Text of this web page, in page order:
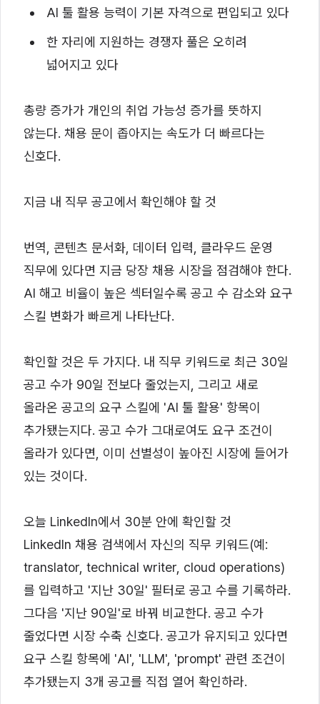
AI 툴 활용 능력이 기본 자격으로 편입되고 있다
한 자리에 지원하는 경쟁자 풀은 오히려
넓어지고 있다
총량 증가가 개인의 취업 가능성 증가를 뜻하지
않는다. 채용 문이 좁아지는 속도가 더 빠르다는
신호다.
지금 내 직무 공고에서 확인해야 할 것
번역, 콘텐츠 문서화, 데이터 입력, 클라우드 운영
직무에 있다면 지금 당장 채용 시장을 점검해야 한다.
AI 해고 비율이 높은 섹터일수록 공고 수 감소와 요구
스킬 변화가 빠르게 나타난다.
확인할 것은 두 가지다. 내 직무 키워드로 최근 30일
공고 수가 90일 전보다 줄었는지, 그리고 새로
올라온 공고의 요구 스킬에 'AI 툴 활용' 항목이
추가됐는지다. 공고 수가 그대로여도 요구 조건이
올라가 있다면, 이미 선별성이 높아진 시장에 들어가
있는 것이다.
오늘 LinkedIn에서 30분 안에 확인할 것
LinkedIn 채용 검색에서 자신의 직무 키워드(예:
translator, technical writer, cloud operations)
를 입력하고 '지난 30일' 필터로 공고 수를 기록하라.
그다음 '지난 90일'로 바꿔 비교한다. 공고 수가
줄었다면 시장 수축 신호다. 공고가 유지되고 있다면
요구 스킬 항목에 'AI', 'LLM', 'prompt' 관련 조건이
추가됐는지 3개 공고를 직접 열어 확인하라.